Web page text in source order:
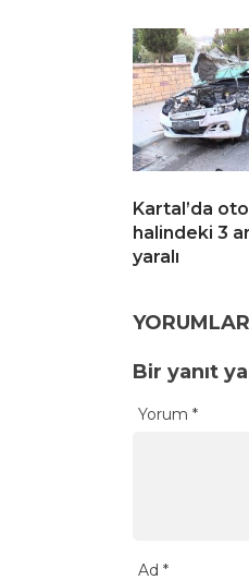
Kartal’da
halindeki 3
yaralı
YORUMLAR
Bir yanıt
Yorum *
Ad *